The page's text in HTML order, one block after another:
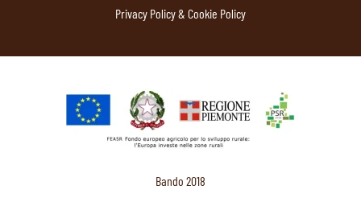
Privacy Policy & Cookie Policy
Bando 2018